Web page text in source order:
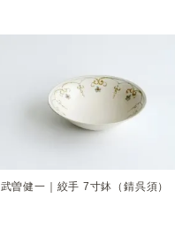
武曽健一｜絞手 7寸鉢（錆呉須）